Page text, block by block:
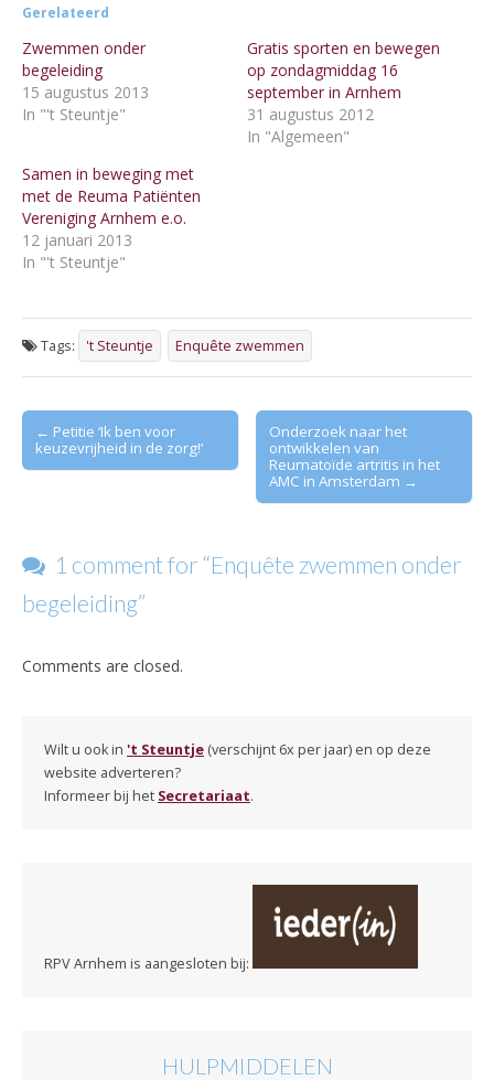
Gerelateerd
Zwemmen onder
begeleiding
15 augustus 2013
In "'t Steuntje"
Gratis sporten en bewegen
op zondagmiddag 16
september in Arnhem
31 augustus 2012
In "Algemeen"
Samen in beweging met
met de Reuma Patiënten
Vereniging Arnhem e.o.
12 januari 2013
In "'t Steuntje"
Tags: 't Steuntje Enquête zwemmen
Post
navigation
← Petitie ‘Ik ben voor
keuzevrijheid in de zorg!’
Onderzoek naar het
ontwikkelen van
Reumatoïde artritis in het
AMC in Amsterdam →
1 comment for “Enquête zwemmen onder
begeleiding”
Comments are closed.
Wilt u ook in 't Steuntje (verschijnt 6x per jaar) en op deze
website adverteren?
Informeer bij het Secretariaat.
RPV Arnhem is aangesloten bij:
HULPMIDDELEN